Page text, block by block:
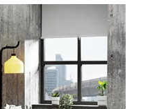
koleksi terbatas
Orginial. (dok.